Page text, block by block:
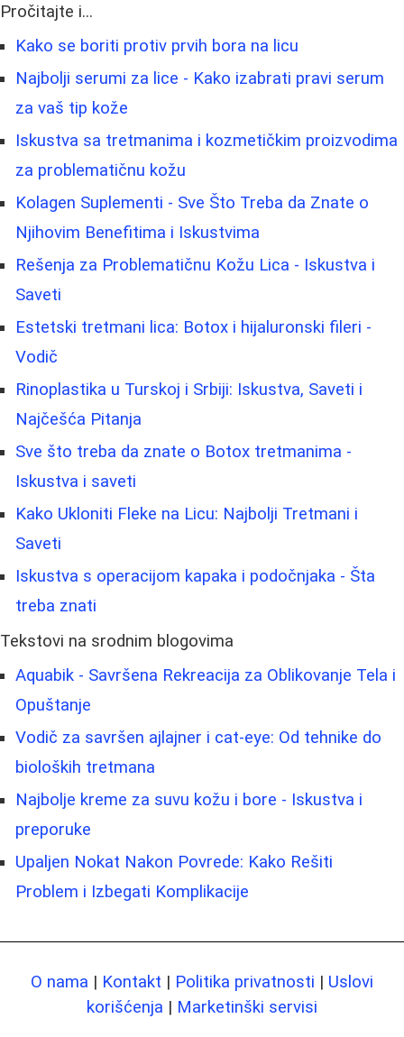
Pročitajte i...
Kako se boriti protiv prvih bora na licu
Najbolji serumi za lice - Kako izabrati pravi serum
za vaš tip kože
Iskustva sa tretmanima i kozmetičkim proizvodima
za problematičnu kožu
Kolagen Suplementi - Sve Što Treba da Znate o
Njihovim Benefitima i Iskustvima
Rešenja za Problematičnu Kožu Lica - Iskustva i
Saveti
Estetski tretmani lica: Botox i hijaluronski fileri -
Vodič
Rinoplastika u Turskoj i Srbiji: Iskustva, Saveti i
Najčešća Pitanja
Sve što treba da znate o Botox tretmanima -
Iskustva i saveti
Kako Ukloniti Fleke na Licu: Najbolji Tretmani i
Saveti
Iskustva s operacijom kapaka i podočnjaka - Šta
treba znati
Tekstovi na srodnim blogovima
Aquabik - Savršena Rekreacija za Oblikovanje Tela i
Opuštanje
Vodič za savršen ajlajner i cat-eye: Od tehnike do
bioloških tretmana
Najbolje kreme za suvu kožu i bore - Iskustva i
preporuke
Upaljen Nokat Nakon Povrede: Kako Rešiti
Problem i Izbegati Komplikacije
O nama | Kontakt | Politika privatnosti | Uslovi
korišćenja | Marketinški servisi